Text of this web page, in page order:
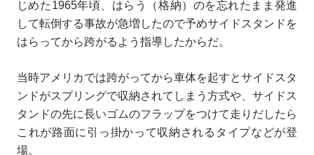
じめた1965年頃、はらう（格納）のを忘れたまま発進
して転倒する事故が急増したので予めサイドスタンドを
はらってから跨がるよう指導したからだ。
当時アメリカでは跨がってから車体を起すとサイドスタ
ンドがスプリングで収納されてしまう方式や、サイドス
タンドの先に長いゴムのフラップをつけて走りだしたら
これが路面に引っ掛かって収納されるタイプなどが登
場。